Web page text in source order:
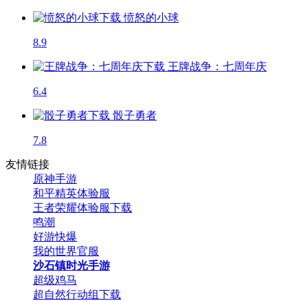
愤怒的小球
8.9
王牌战争：七周年庆
6.4
骰子勇者
7.8
友情链接
原神手游
和平精英体验服
王者荣耀体验服下载
鸣潮
好游快爆
我的世界官服
沙石镇时光手游
超级鸡马
超自然行动组下载